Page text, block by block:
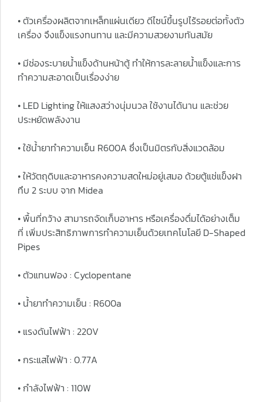
• ตัวเครื่องผลิตจากเหล็กแผ่นเดียว ดีไซน์ขึ้นรูปไร้รอยต่อทั้งตัว
เครื่อง จึงแข็งแรงทนทาน และมีความสวยงามทันสมัย
• มีช่องระบายน้ำแข็งด้านหน้าตู้ ทำให้การละลายน้ำแข็งและการ
ทำความสะอาดเป็นเรื่องง่าย
• LED Lighting ให้แสงสว่างนุ่มนวล ใช้งานได้นาน และช่วย
ประหยัดพลังงาน
• ใช้น้ำยาทำความเย็น R600A ซึ่งเป็นมิตรกับสิ่งแวดล้อม
• ให้วัตถุดิบและอาหารคงความสดใหม่อยู่เสมอ ด้วยตู้แช่แข็งฝา
ทึบ 2 ระบบ จาก Midea
• พื้นที่กว้าง สามารถจัดเก็บอาหาร หรือเครื่องดื่มได้อย่างเต็ม
ที่ เพิ่มประสิทธิภาพการทำความเย็นด้วยเทคโนโลยี D-Shaped
Pipes
• ตัวแทนฟอง : Cyclopentane
• น้ำยาทำความเย็น : R600a
• แรงดันไฟฟ้า : 220V
• กระแสไฟฟ้า : 0.77A
• กำลังไฟฟ้า : 110W